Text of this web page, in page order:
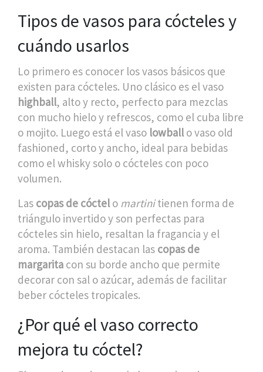
Tipos de vasos para cócteles y
cuándo usarlos
Lo primero es conocer los vasos básicos que
existen para cócteles. Uno clásico es el vaso
highball, alto y recto, perfecto para mezclas
con mucho hielo y refrescos, como el cuba libre
o mojito. Luego está el vaso lowballo vaso old
fashioned, corto y ancho, ideal para bebidas
como el whisky solo o cócteles con poco
volumen.
Las copas de cóctelo martinitienen forma de
triángulo invertido y son perfectas para
cócteles sin hielo, resaltan la fragancia y el
aroma. También destacan las copas de
margarita con su borde ancho que permite
decorar con sal o azúcar, además de facilitar
beber cócteles tropicales.
¿Por qué el vaso correcto
mejora tu cóctel?